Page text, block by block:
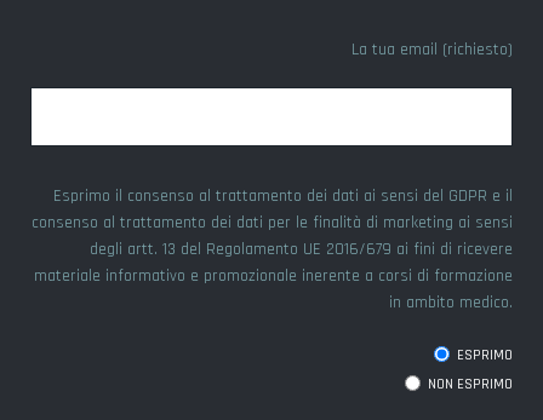
La tua email (richiesto)
Esprimo il consenso al trattamento dei dati ai sensi del GDPR e il
consenso al trattamento dei dati per le finalità di marketing ai sensi
degli artt. 13 del Regolamento UE 2016/679 ai fini di ricevere
materiale informativo e promozionale inerente a corsi di formazione
in ambito medico.
ESPRIMO
NON ESPRIMO